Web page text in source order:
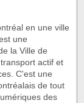
en une ville
une
la Ville de
actif et
C'est une
de tout
des